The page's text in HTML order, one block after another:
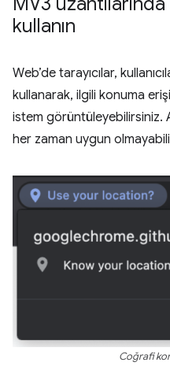
kullanın
Web’de tarayıcılar,
kullanarak, ilgili konuma
istem görüntüleyebilirsiniz.
her zaman uygun
Coğrafi